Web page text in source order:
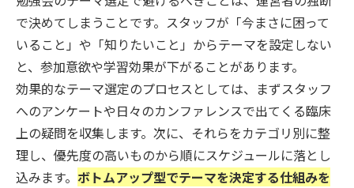
で決めてしまうことです。スタッフが「今まさに困って
いること」や「知りたいこと」からテーマを設定しない
と、参加意欲や学習効果が下がることがあります。
効果的なテーマ選定のプロセスとしては、まずスタッフ
へのアンケートや日々のカンファレンスで出てくる臨床
上の疑問を収集します。次に、それらをカテゴリ別に整
理し、優先度の高いものから順にスケジュールに落とし
込みます。 ボトムアップ型でテーマを決定する仕組みを